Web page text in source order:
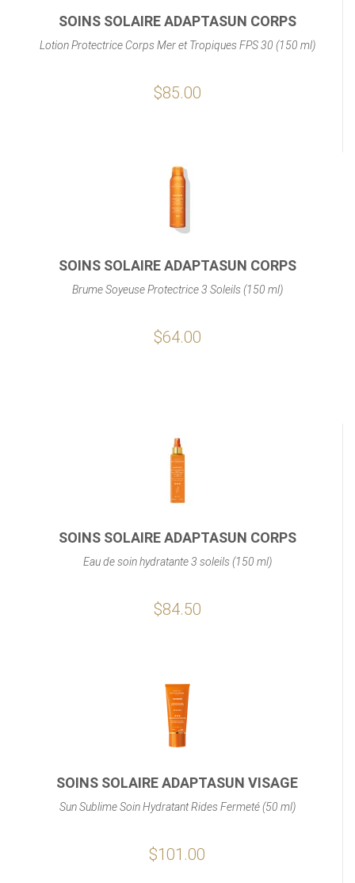
SOINS SOLAIRE ADAPTASUN CORPS
Lotion Protectrice Corps Mer et Tropiques FPS 30 (150 ml)
$85.00
SOINS SOLAIRE ADAPTASUN CORPS
Brume Soyeuse Protectrice 3 Soleils (150 ml)
$64.00
SOINS SOLAIRE ADAPTASUN CORPS
Eau de soin hydratante 3 soleils (150 ml)
$84.50
SOINS SOLAIRE ADAPTASUN VISAGE
Sun Sublime Soin Hydratant Rides Fermeté (50 ml)
$101.00